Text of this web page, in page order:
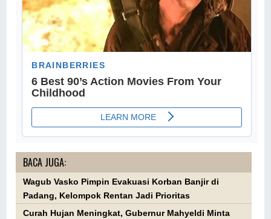
BACA JUGA:
Wagub Vasko Pimpin Evakuasi Korban Banjir di
Padang, Kelompok Rentan Jadi Prioritas
Curah Hujan Meningkat, Gubernur Mahyeldi Minta